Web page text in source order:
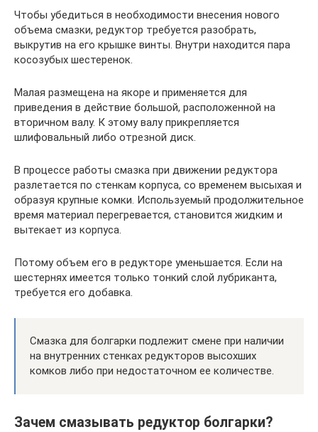
Чтобы убедиться в необходимости внесения нового
объема смазки, редуктор требуется разобрать,
выкрутив на его крышке винты. Внутри находится пара
косозубых шестеренок.
Малая размещена на якоре и применяется для
приведения в действие большой, расположенной на
вторичном валу. К этому валу прикрепляется
шлифовальный либо отрезной диск.
В процессе работы смазка при движении редуктора
разлетается по стенкам корпуса, со временем высыхая и
образуя крупные комки. Используемый продолжительное
время материал перегревается, становится жидким и
вытекает из корпуса.
Потому объем его в редукторе уменьшается. Если на
шестернях имеется только тонкий слой лубриканта,
требуется его добавка.
Смазка для болгарки подлежит смене при наличии
на внутренних стенках редукторов высохших
комков либо при недостаточном ее количестве.
Зачем смазывать редуктор болгарки?